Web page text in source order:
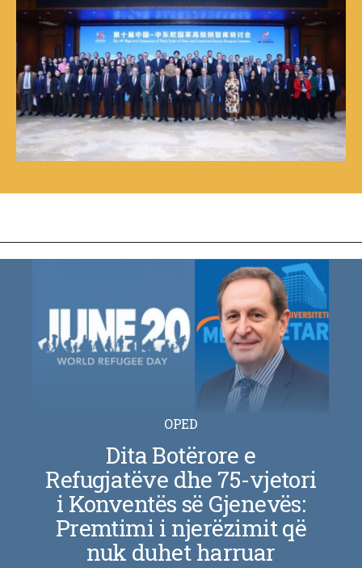
OPED
Dita Botërore e
Refugjatëve dhe 75-vjetori
i Konventës së Gjenevës:
Premtimi i njerëzimit që
nuk duhet harruar